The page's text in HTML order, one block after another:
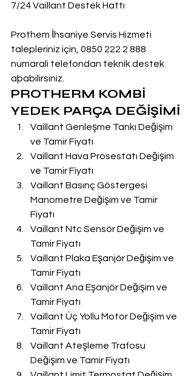
7/24 Vaillant Destek Hattı
Prothem İhsaniye Servis Hizmeti
talepleriniz için, 0850 222 2 888
numarali telefondan teknik destek
aþabilirsiniz.
PROTHERM KOMBİ
YEDEK PARÇA DEĞİŞİMİ
Vaillant Genleşme Tankı Değişim
ve Tamir Fiyatı
Vaillant Hava Prosestatı Değişim
ve Tamir Fiyatı
Vaillant Basınç Göstergesi
Manometre Değişim ve Tamir
Fiyatı
Vaillant Ntc Sensör Değişim ve
Tamir Fiyatı
Vaillant Plaka Eşanjör Değişim ve
Tamir Fiyatı
Vaillant Ana Eşanjör Değişim ve
Tamir Fiyatı
Vaillant Üç Yollu Motor Değişim ve
Tamir Fiyatı
Vaillant Ateşleme Trafosu
Değişim ve Tamir Fiyatı